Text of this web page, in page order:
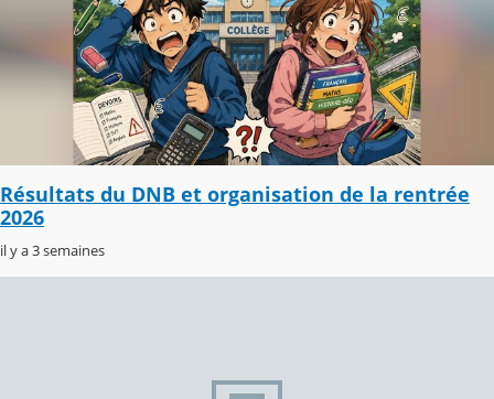
Résultats du DNB et organisation de la rentrée
2026
il y a 3 semaines